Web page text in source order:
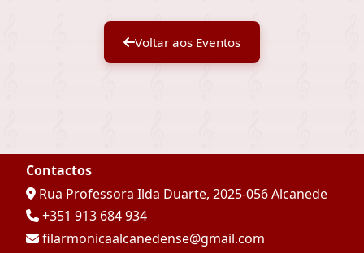
Voltar aos Eventos
Contactos
Rua Professora Ilda Duarte, 2025-056 Alcanede
+351 913 684 934
filarmonicaalcanedense@gmail.com